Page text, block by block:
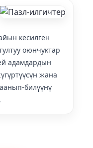
кесилген
оюнчуктар
адамдардын
жана
билүүнү